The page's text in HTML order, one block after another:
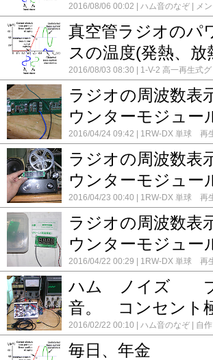
ONKYO FM-820
メンテナンス 真空
195
メンテナンス 真空管ラジオ
機
メンテナンス 真空管ラジオ ナ
機
メンテナンス 真空管ラジオ ナ
テナンス 真空管ラジオ ナショナル
ス 真空管ラジオ ビクター 5A-
管ラジオ マツダ うぐいす CS
ラ
オ 第1号機 2バンド
三菱 FMチ
実験 のまとめ
ンス 真空管ラジオ 6FM-30
メン
オ BL-720
メンテナンス 真空管ラ
ンス 真空管ラジオ FM/SW/AM 日
ンス 真空管ラジオ ONKYO FM-820
管ラジオ ONKYO OS-195
メンテ
ナショナルUA-360 1号機
メンテナ
ナショナルUA-360 2号機
メンテナ
ル CM-615
メンテナンス 真空管
メンテナンス 真空管ラジオ
ラジオの周波数表示に LEDカウン
ド 真空管7球 FMチューナーキット
1球 真空管ラジオ (6GH8)
レフレッ
ラジオ 2号機
レフレックス +再生
(6GK5+6N2P)
ワンダーキット
RAD01
三菱 FMチューナー FM-212
FM ラジオ
真空管ラジオ 4球スー
空管ラジオ 5球スーパー 1号機
真空管ラジオ ST管5球スーパー 2号機
5球スーパー 3号機
真空管ラジオ ST
真空管ラジオ ST管5球スーパー 5号機
5球スーパー 6号機
真空管ラジオ ST
真空管ラジオ ST管 中波＆短波 5
空管ラジオ ST管 中波＆短波 5球
管ラジオ ST管 中波＆短波 5球ス
ラジオ 他励式 短波スーパーラジオ
短波スーパーラジオ 2号機
真空管
球スーパーラジオ(6BQ7)
真空管ラ
スーパーラジオ 6GH8 6688
(6688+6688+6LF8)
真空管ラジオ
2016/08/06 00:02 ハム音のなぞ
メ
オ UA-625
録録 ★ コメント(0)
真空管ラジオのパ
スの温度(発熱、放
2016/08/03 08:30
1-V-2 高一再生式
ST管3球ラジオ
ハム音のなぞ 録録
ラジオの周波数
ウンターモジュー
2016/04/24 09:42
1RW-DX 単球 再
(6EH8)
3S-STD 真空管 3球スーパ
のなぞ
ラジオの周波数表示に LED
基礎実験 のまとめ
真空管ラジオ
スーパー 1号機
自作 真空管＋TR
ランス変調12DW8)
コメント(0)
ラジオの周波数
ウンターモジュー
2016/04/23 00:40
1RW-DX 単球 再
(6EH8)
3S-STD 真空管 3球スーパ
のなぞ
ラジオの周波数表示に LED
真空管ラジオ ST管 中波＆短波 5
メント(2)
ラジオの周波数
ウンターモジュー
2016/04/22 00:29
1RW-DX 単球 再
(6EH8)
3S-STD 真空管 3球スーパ
球ST管 スーパー改造製作
ハム音の
表示に LEDカウンターモジュール
球 真空管ラジオ (6GH8)
基礎実験 の
オ GT管 中波＆短波 2バンド 1号
管 中波＆短波 5球スーパー 1号機
ハム ノイズ
音。 コンセント
2016/02/22 00:10 ハム音のなぞ
自
スマイク 5号機
コメント(2)
毎日、年金